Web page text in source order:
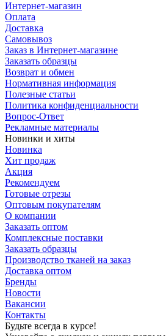
Интернет-магазин
Оплата
Доставка
Самовывоз
Заказ в Интернет-магазине
Заказать образцы
Возврат и обмен
Нормативная информация
Полезные статьи
Политика конфиденциальности
Вопрос-Ответ
Рекламные материалы
Новинки и хиты
Новинка
Хит продаж
Акция
Рекомендуем
Готовые отрезы
Оптовым покупателям
О компании
Заказать оптом
Комплексные поставки
Заказать образцы
Производство тканей на заказ
Доставка оптом
Бренды
Новости
Вакансии
Контакты
Будьте всегда в курсе!